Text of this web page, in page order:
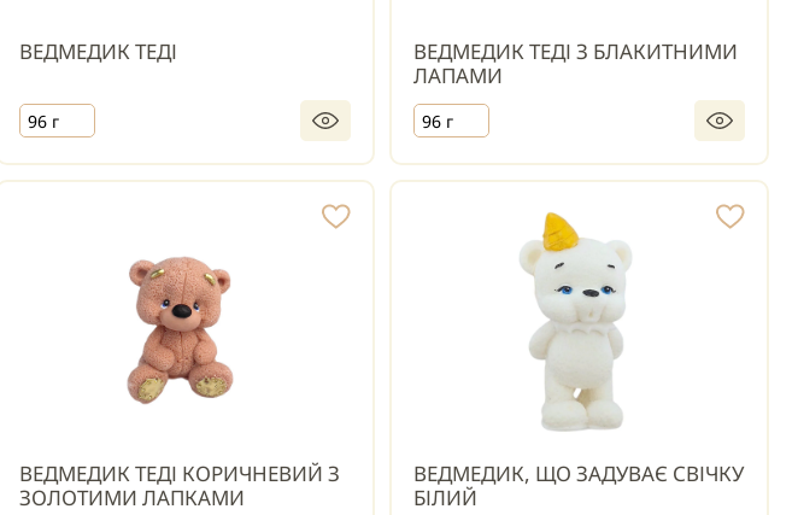
ВЕДМЕДИК ТЕДІ
96 г
ВЕДМЕДИК ТЕДІ З БЛАКИТНИМИ
ЛАПАМИ
96 г
ВЕДМЕДИК ТЕДІ КОРИЧНЕВИЙ З
ЗОЛОТИМИ ЛАПКАМИ
ВЕДМЕДИК, ЩО ЗАДУВАЄ СВІЧКУ
БІЛИЙ